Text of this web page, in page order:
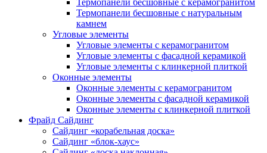
Термопанели бесшовные с керамогранитом
Термопанели бесшовные с натуральным
камнем
Угловые элементы
Угловые элементы с керамогранитом
Угловые элементы с фасадной керамикой
Угловые элементы с клинкерной плиткой
Оконные элементы
Оконные элементы с керамогранитом
Оконные элементы с фасадной керамикой
Оконные элементы с клинкерной плиткой
Фрайд Сайдинг
Сайдинг «корабельная доска»
Сайдинг «блок-хаус»